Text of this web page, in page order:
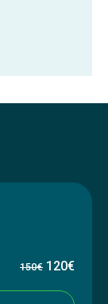
150€ 120€